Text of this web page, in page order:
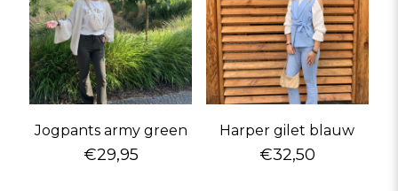
Jogpants army green
€29,95
Harper gilet blauw
€32,50